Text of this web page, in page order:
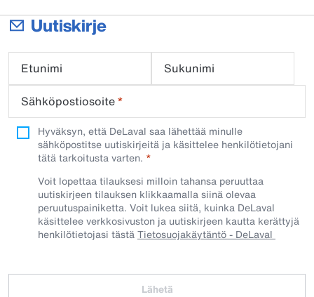
Uutiskirje
Etunimi
Sukunimi
Sähköpostiosoite*
Hyväksyn, että DeLaval saa lähettää minulle
sähköpostitse uutiskirjeitä ja käsittelee henkilötietojani
tätä tarkoitusta varten.
Voit lopettaa tilauksesi milloin tahansa peruuttaa
uutiskirjeen tilauksen klikkaamalla siinä olevaa
peruutuspainiketta. Voit lukea siitä, kuinka DeLaval
käsittelee verkkosivuston ja uutiskirjeen kautta kerättyjä
henkilötietojasi tästäTietosuojakäytäntö - DeLaval
Lähetä